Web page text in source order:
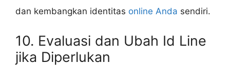
dan kembangkan identitas online Anda sendiri.
10. Evaluasi dan Ubah Id Line
jika Diperlukan